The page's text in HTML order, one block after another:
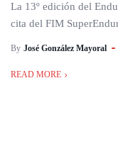
La 13º edición del
cita del FIM
By José González Mayoral
READ MORE